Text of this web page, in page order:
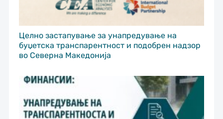
Целно застапување за унапредување на
буџетска транспарентност и подобрен надзор
во Северна Македонија